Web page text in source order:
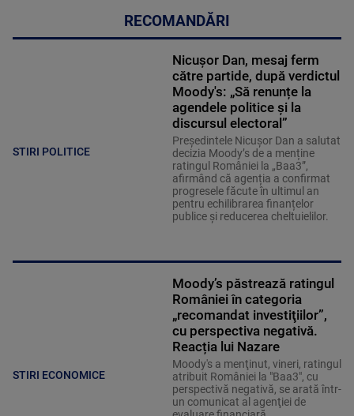
RECOMANDĂRI
STIRI POLITICE
Nicușor Dan, mesaj ferm
către partide, după verdictul
Moody's: „Să renunțe la
agendele politice şi la
discursul electoral”
Președintele Nicușor Dan a salutat
decizia Moody’s de a menține
ratingul României la „Baa3”,
afirmând că agenția a confirmat
progresele făcute în ultimul an
pentru echilibrarea finanțelor
publice și reducerea cheltuielilor.
STIRI ECONOMICE
Moody’s păstrează ratingul
României în categoria
„recomandat investiţiilor”,
cu perspectiva negativă.
Reacția lui Nazare
Moody's a menţinut, vineri, ratingul
atribuit României la "Baa3", cu
perspectivă negativă, se arată într-
un comunicat al agenţiei de